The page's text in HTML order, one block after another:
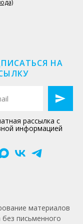
НА
рассылка с
информацией
материалов
без письменного